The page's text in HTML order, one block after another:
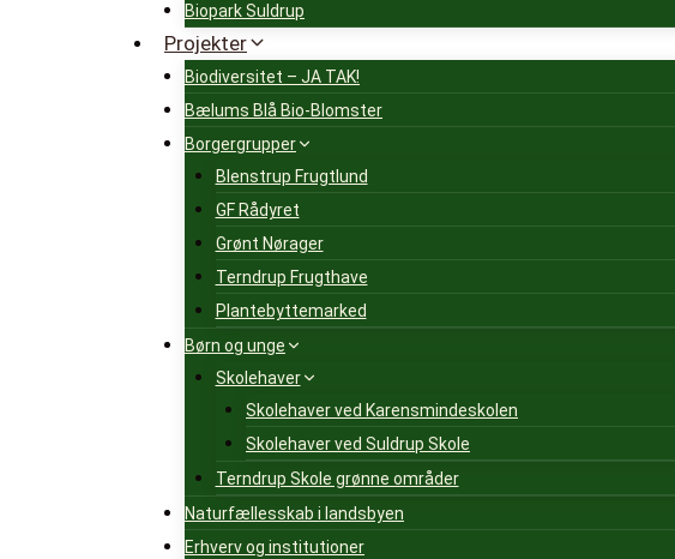
Biopark Suldrup
Projekter
Biodiversitet – JA TAK!
Bælums Blå Bio-Blomster
Borgergrupper
Blenstrup Frugtlund
GF Rådyret
Grønt Nørager
Terndrup Frugthave
Plantebyttemarked
Børn og unge
Skolehaver
Skolehaver ved Karensmindeskolen
Skolehaver ved Suldrup Skole
Terndrup Skole grønne områder
Naturfællesskab i landsbyen
Erhverv og institutioner